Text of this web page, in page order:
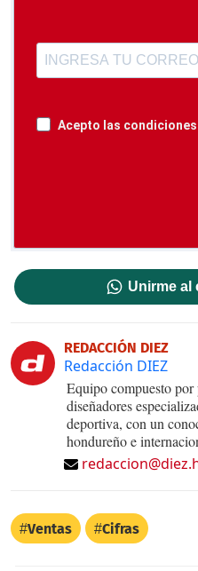
Acepto las
Unirme al
REDACCIÓN DIEZ
Redacción DIEZ
Equipo compuesto
diseñadores
deportiva, con un
hondureño e
Ventas Cifras